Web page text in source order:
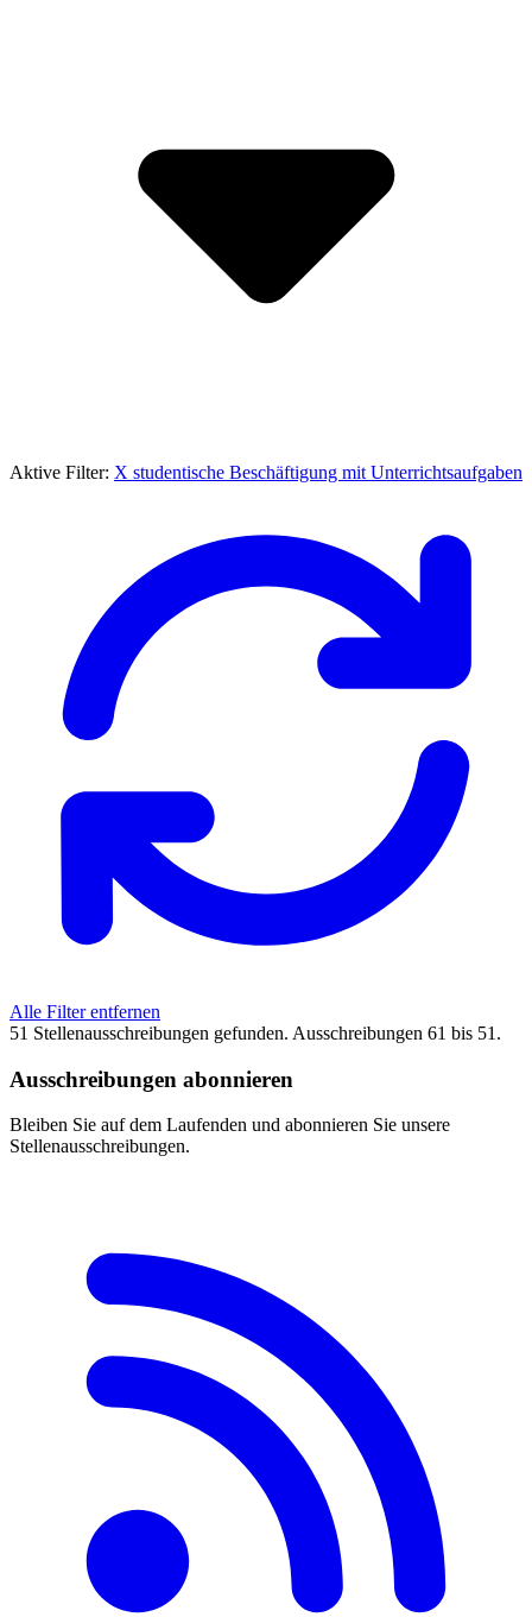
Aktive Filter: X studentische Beschäftigung mit Unterrichtsaufgaben
Alle Filter entfernen
51 Stellenausschreibungen gefunden. Ausschreibungen 61 bis 51.
Ausschreibungen abonnieren
Bleiben Sie auf dem Laufenden und abonnieren Sie unsere
Stellenausschreibungen.